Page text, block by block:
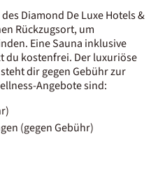
Diamond De Luxe Hotels &
Rückzugsort, um
Eine Sauna inklusive
du kostenfrei. Der luxuriöse
dir gegen Gebühr zur
Angebote sind:
(gegen Gebühr)